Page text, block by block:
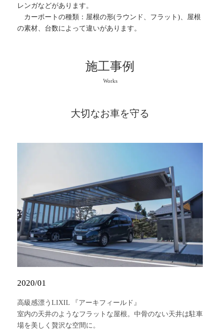
レンガなどがあります。
カーポートの種類：屋根の形(ラウンド、フラット)、屋根
の素材、台数によって違いがあります。
施工事例
Works
大切なお車を守る
2020/01
高級感漂うLIXIL 『アーキフィールド』
室内の天井のようなフラットな屋根。中骨のない天井は駐車
場を美しく贅沢な空間に。